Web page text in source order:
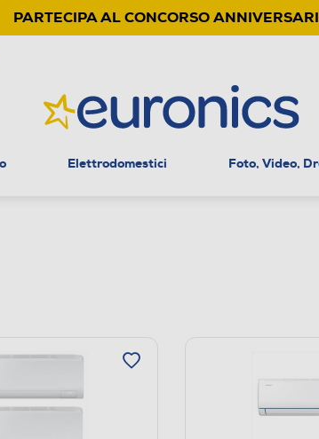
PARTECIPA AL CONCORSO
Elettrodomestici Foto, Video,